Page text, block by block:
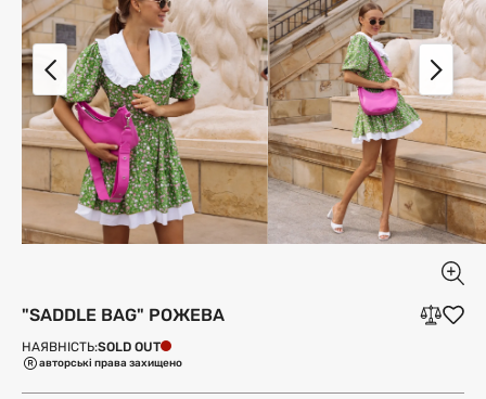
"SADDLE BAG" РОЖЕВА
НАЯВНІСТЬ:SOLD OUT
авторські права захищено